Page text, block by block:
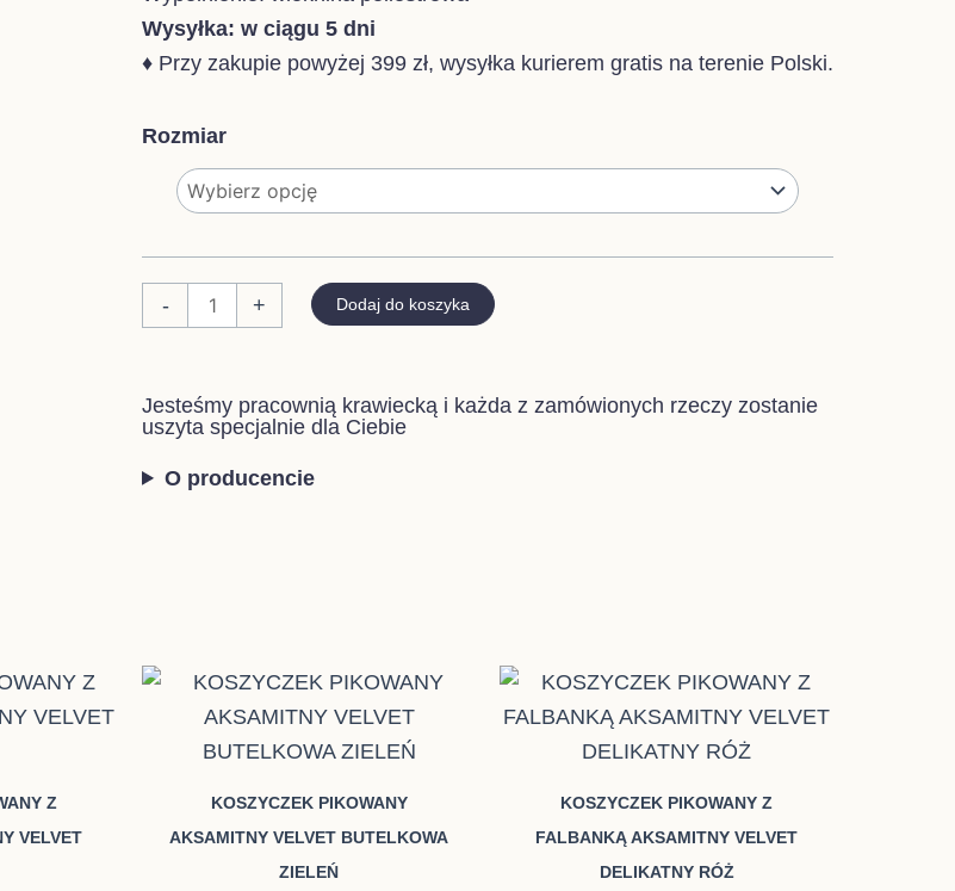
Wysyłka: w ciągu 5 dni
♦ Przy zakupie powyżej 399 zł, wysyłka kurierem gratis na terenie Polski.
Rozmiar
-
PIKOWANY
VELVET
+ Dodaj do koszyka
Jesteśmy pracownią krawiecką i każda z zamówionych rzeczy zostanie
uszyta specjalnie dla Ciebie
O producencie
Z
VELVET
Zakres
od
65,00 zł
Ten
produkt
KOSZYCZEK PIKOWANY
AKSAMITNY VELVET BUTELKOWA
ZIELEŃ
Zakres
od
30,00 zł
60,00 zł
Ten
produkt
ma
KOSZYCZEK PIKOWANY Z
FALBANKĄ AKSAMITNY VELVET
DELIKATNY RÓŻ
Zakres
od
35,00 zł
65,00 zł
Ten
produkt